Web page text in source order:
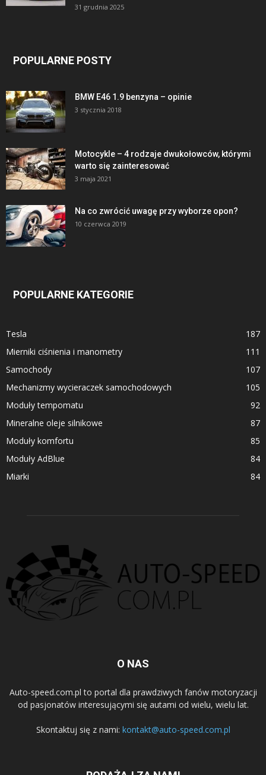
31 grudnia 2025
POPULARNE POSTY
BMW E46 1.9 benzyna – opinie
3 stycznia 2018
Motocykle – 4 rodzaje dwukołowców, którymi
warto się zainteresować
3 maja 2021
Na co zwrócić uwagę przy wyborze opon?
10 czerwca 2019
POPULARNE KATEGORIE
Tesla
187
Mierniki ciśnienia i manometry
111
Samochody
107
Mechanizmy wycieraczek samochodowych
105
Moduły tempomatu
92
Mineralne oleje silnikowe
87
Moduły komfortu
85
Moduły AdBlue
84
Miarki
84
O NAS
Auto-speed.com.pl to portal dla prawdziwych fanów motoryzacji
od pasjonatów interesującymi się autami od wielu, wielu lat.
Skontaktuj się z nami: kontakt@auto-speed.com.pl